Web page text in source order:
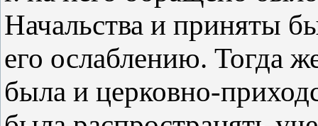
Начальства и приняты
его ослаблению. Тогда
была и церковно-